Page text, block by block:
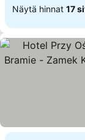
Näytä hinnat 17